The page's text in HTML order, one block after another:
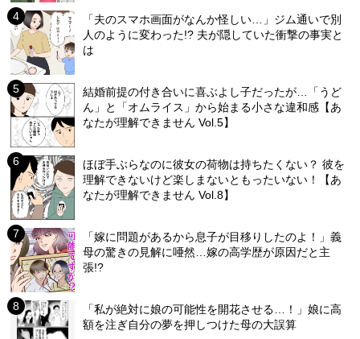
「夫のスマホ画面がなんか怪しい…」ジム通いで別
人のように変わった!? 夫が隠していた衝撃の事実と
は
結婚前提の付き合いに喜ぶよし子だったが…「うど
ん」と「オムライス」から始まる小さな違和感【あ
なたが理解できません Vol.5】
ほぼ手ぶらなのに彼女の荷物は持ちたくない？ 彼を
理解できないけど楽しまないともったいない！【あ
なたが理解できません Vol.8】
「嫁に問題があるから息子が目移りしたのよ！」義
母の驚きの見解に唖然…嫁の高学歴が原因だと主
張!?
「私が絶対に娘の可能性を開花させる…！」娘に高
額を注ぎ自分の夢を押しつけた母の大誤算